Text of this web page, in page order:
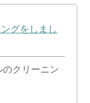
グをしまし
クリーニン